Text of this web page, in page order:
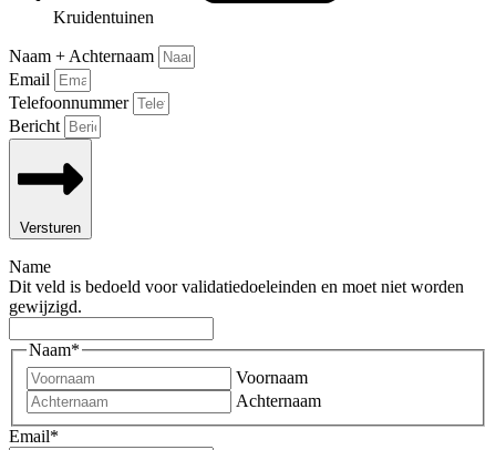
Kruidentuinen
Naam + Achternaam
Email
Telefoonnummer
Bericht
Versturen
Name
Dit veld is bedoeld voor validatiedoeleinden en moet niet worden
gewijzigd.
Naam*
Voornaam
Achternaam
Email*